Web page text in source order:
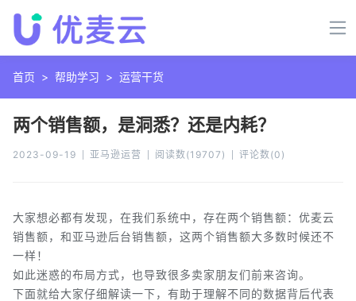
首页 > 帮助学习 > 运营干货
两个销售额，是洞悉？还是内耗？
2023-09-19 亚马逊运营 阅读数(19707 ) 评论数(0 )
大家想必都有发现，在我们系统中，存在两个销售额：优麦云
销售额，和亚马逊后台销售额，这两个销售额大多数时候还不
一样！
如此迷惑的布局方式，也导致很多卖家朋友们前来咨询。
下面就给大家仔细解读一下，有助于理解不同的数据背后代表